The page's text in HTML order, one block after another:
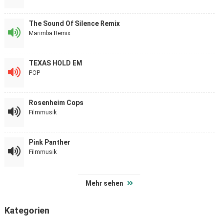
The Sound Of Silence Remix
Marimba Remix
TEXAS HOLD EM
POP
Rosenheim Cops
Filmmusik
Pink Panther
Filmmusik
Mehr sehen
Kategorien